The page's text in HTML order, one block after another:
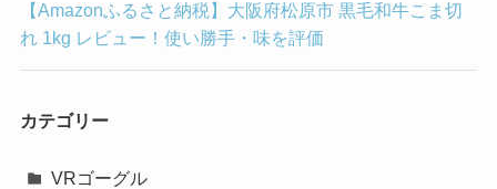
【Amazonふるさと納税】大阪府松原市 黒毛和牛こま切
れ 1kg レビュー！使い勝手・味を評価
カテゴリー
VRゴーグル